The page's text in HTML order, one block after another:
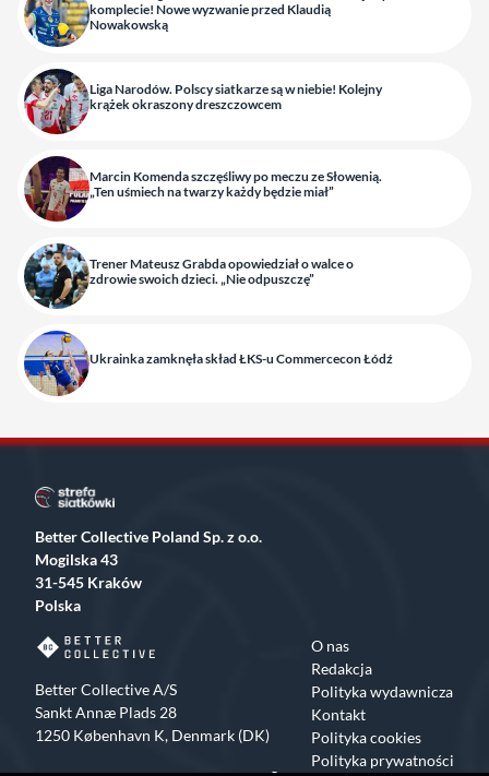
komplecie! Nowe wyzwanie przed Klaudią
Nowakowską
Liga Narodów. Polscy siatkarze są w niebie! Kolejny
krążek okraszony dreszczowcem
Marcin Komenda szczęśliwy po meczu ze Słowenią.
„Ten uśmiech na twarzy każdy będzie miał”
Trener Mateusz Grabda opowiedział o walce o
zdrowie swoich dzieci. „Nie odpuszczę”
Ukrainka zamknęła skład ŁKS-u Commercecon Łódź
Better Collective Poland Sp. z o.o.
Mogilska 43
31-545 Kraków
Polska
Better Collective A/S
Sankt Annæ Plads 28
1250 København K, Denmark (DK)
O nas
Redakcja
Polityka wydawnicza
Kontakt
Polityka cookies
Polityka prywatności